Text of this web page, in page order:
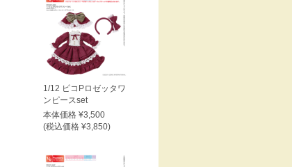
1/12 ピコPロゼッタワ
ンピースset
本体価格 ¥3,500
(税込価格 ¥3,850)